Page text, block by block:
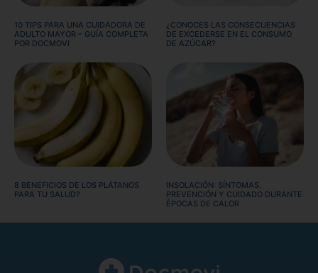
10 TIPS PARA UNA CUIDADORA DE
ADULTO MAYOR – GUÍA COMPLETA
POR DOCMOVI
¿CONOCES LAS CONSECUENCIAS
DE EXCEDERSE EN EL CONSUMO
DE AZÚCAR?
8 BENEFICIOS DE LOS PLÁTANOS
PARA TU SALUD?
INSOLACIÓN: SÍNTOMAS,
PREVENCIÓN Y CUIDADO DURANTE
ÉPOCAS DE CALOR